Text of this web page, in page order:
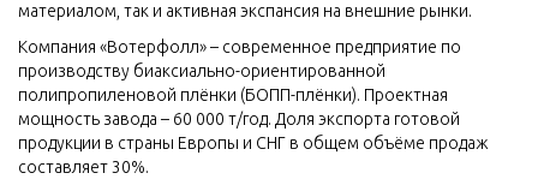
материалом, так и активная экспансия на внешние рынки.
Компания «Вотерфолл» – современное предприятие по
производству биаксиально-ориентированной
полипропиленовой плёнки (БОПП-плёнки). Проектная
мощность завода – 60 000 т/год. Доля экспорта готовой
продукции в страны Европы и СНГ в общем объёме продаж
составляет 30%.